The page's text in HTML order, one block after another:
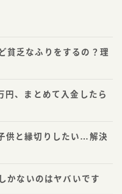
貧乏なふりをするの？理
円、まとめて入金したら
供と縁切りしたい…解決
かないのはヤバいです